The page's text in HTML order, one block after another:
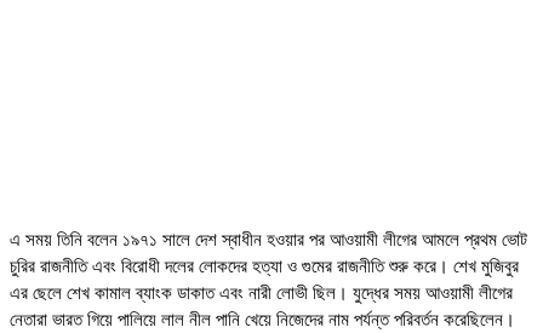
এ সময় তিনি বলেন ১৯৭১ সালে দেশ স্বাধীন হওয়ার পর আওয়ামী লীগের আমলে প্রথম ভোট
চুরির রাজনীতি এবং বিরোধী দলের লোকদের হত্যা ও গুমের রাজনীতি শুরু করে। শেখ মুজিবুর
এর ছেলে শেখ কামাল ব্যাংক ডাকাত এবং নারী লোভী ছিল। যুদ্ধের সময় আওয়ামী লীগের
নেতারা ভারত গিয়ে পালিয়ে লাল নীল পানি খেয়ে নিজেদের নাম পর্যন্ত পরিবর্তন করেছিলেন।